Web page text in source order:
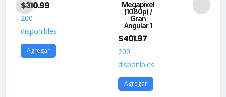
$310.99
200
disponibles
Agregar
Megapixel
(1080p) /
Gran
Angular 1
$401.97
200
disponibles
Agregar